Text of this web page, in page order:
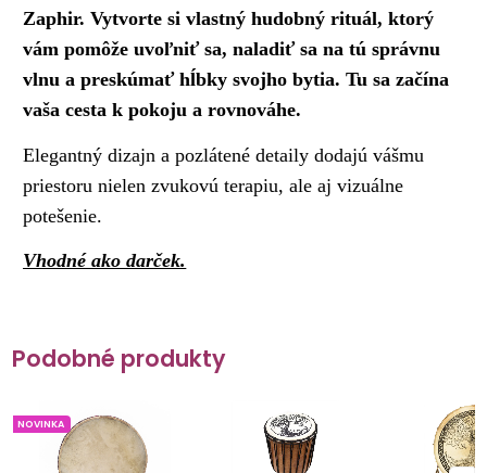
Zaphir. Vytvorte si vlastný hudobný rituál, ktorý
vám pomôže uvoľniť sa, naladiť sa na tú správnu
vlnu a preskúmať hĺbky svojho bytia. Tu sa začína
vaša cesta k pokoju a rovnováhe.
Elegantný dizajn a pozlátené detaily dodajú vášmu
priestoru nielen zvukovú terapiu, ale aj vizuálne
potešenie.
Vhodné ako darček.
Podobné produkty
NOVINKA